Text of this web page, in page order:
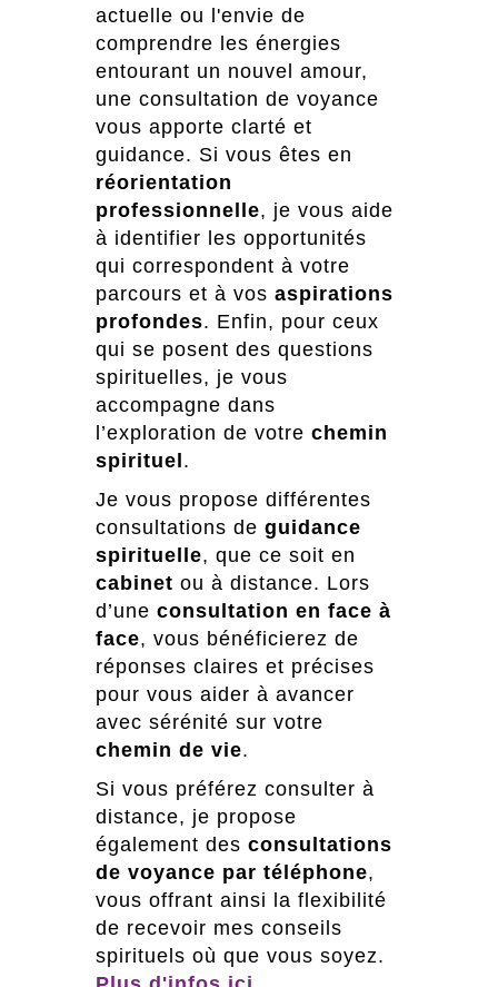
actuelle ou l'envie de
comprendre les énergies
entourant un nouvel amour,
une consultation de voyance
vous apporte clarté et
guidance. Si vous êtes en
réorientation
professionnelle, je vous aide
à identifier les opportunités
qui correspondent à votre
parcours et à vos aspirations
profondes. Enfin, pour ceux
qui se posent des questions
spirituelles, je vous
accompagne dans
l’exploration de votre chemin
spirituel.
Je vous propose différentes
consultations de guidance
spirituelle, que ce soit en
cabinet ou à distance. Lors
d’une consultation en face à
face, vous bénéficierez de
réponses claires et précises
pour vous aider à avancer
avec sérénité sur votre
chemin de vie.
Si vous préférez consulter à
distance, je propose
également des consultations
de voyance par téléphone,
vous offrant ainsi la flexibilité
de recevoir mes conseils
spirituels où que vous soyez.